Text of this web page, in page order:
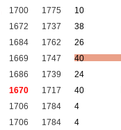
1700 1775
10
1672 1737
38
1684 1762
26
1669 1747
40
1686 1739
24
1670 1717
40
1706 1784
4
1706 1784
4